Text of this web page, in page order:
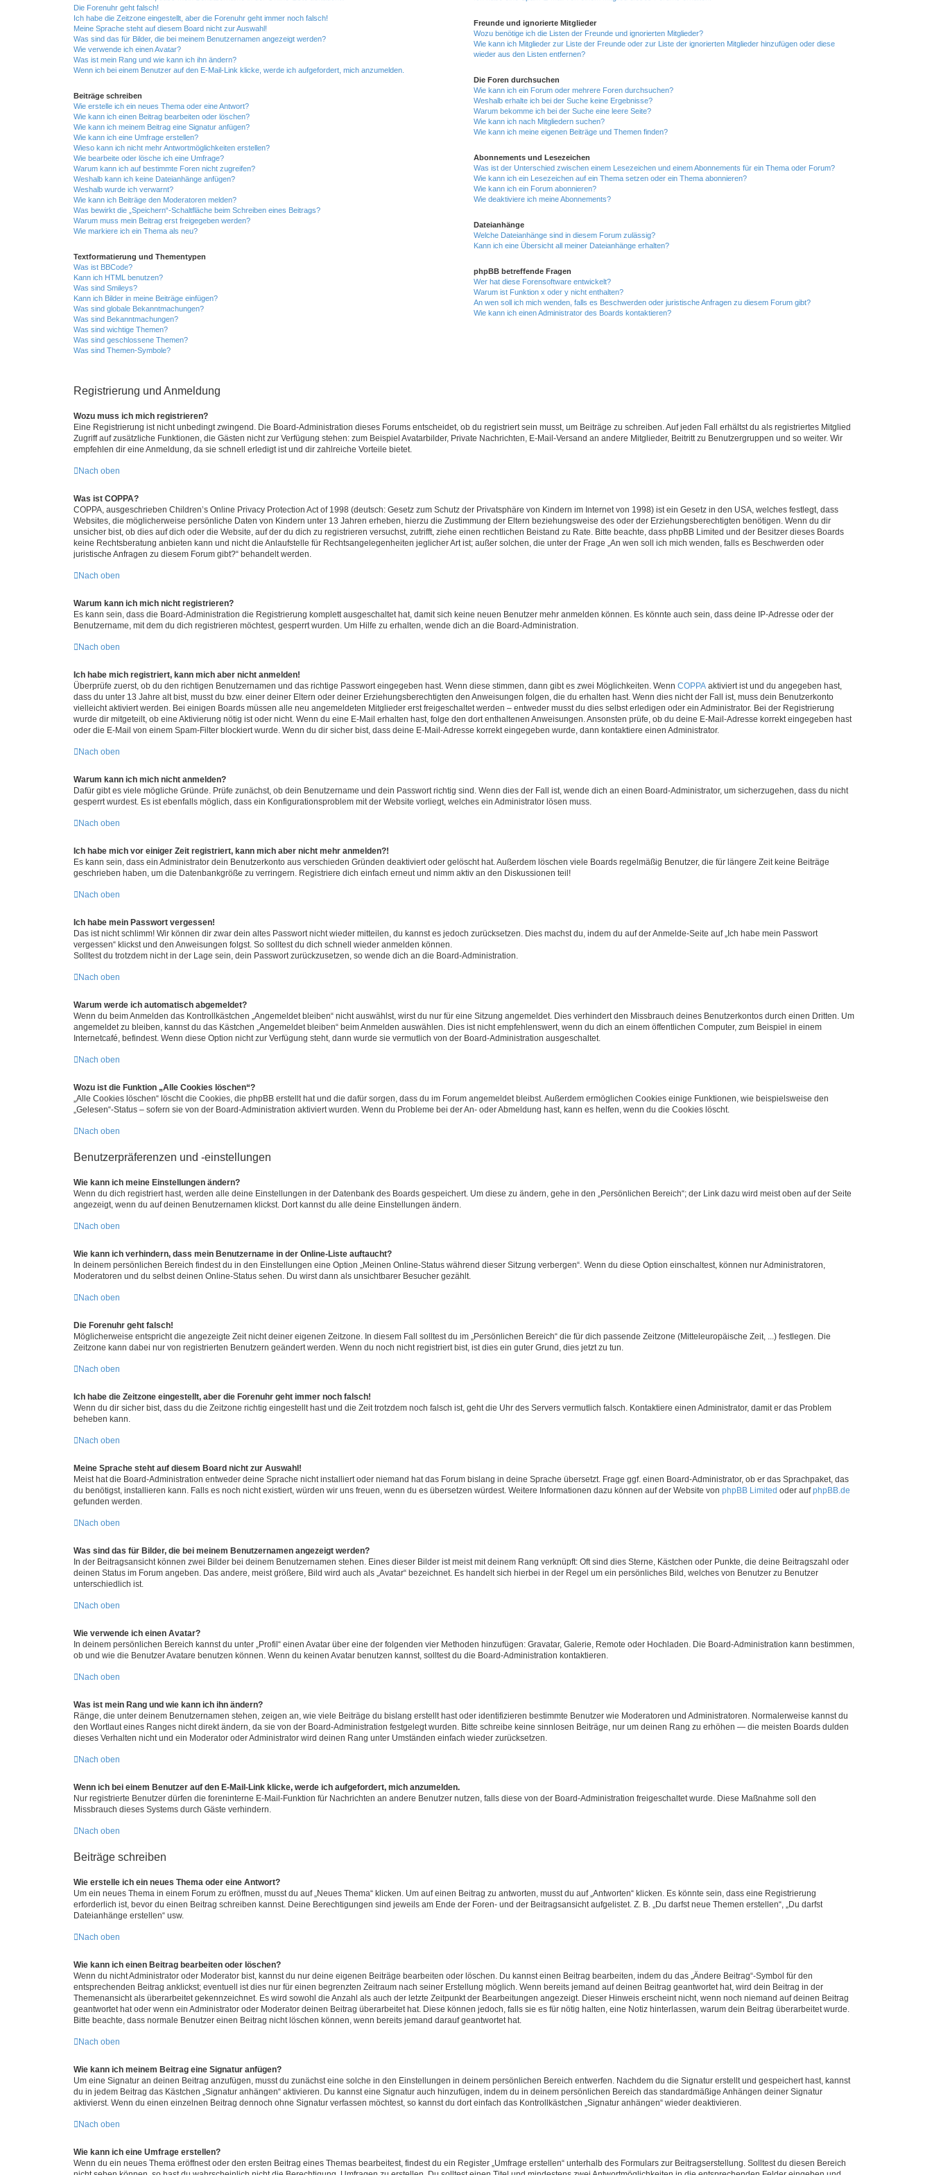
Die Forenuhr geht falsch!
Ich habe die Zeitzone eingestellt, aber die Forenuhr geht immer noch falsch!
Meine Sprache steht auf diesem Board nicht zur Auswahl!
Was sind das für Bilder, die bei meinem Benutzernamen angezeigt werden?
Wie verwende ich einen Avatar?
Was ist mein Rang und wie kann ich ihn ändern?
Wenn ich bei einem Benutzer auf den E-Mail-Link klicke, werde ich aufgefordert, mich anzumelden.
Beiträge schreiben
Wie erstelle ich ein neues Thema oder eine Antwort?
Wie kann ich einen Beitrag bearbeiten oder löschen?
Wie kann ich meinem Beitrag eine Signatur anfügen?
Wie kann ich eine Umfrage erstellen?
Wieso kann ich nicht mehr Antwortmöglichkeiten erstellen?
Wie bearbeite oder lösche ich eine Umfrage?
Warum kann ich auf bestimmte Foren nicht zugreifen?
Weshalb kann ich keine Dateianhänge anfügen?
Weshalb wurde ich verwarnt?
Wie kann ich Beiträge den Moderatoren melden?
Was bewirkt die „Speichern“-Schaltfläche beim Schreiben eines Beitrags?
Warum muss mein Beitrag erst freigegeben werden?
Wie markiere ich ein Thema als neu?
Textformatierung und Thementypen
Was ist BBCode?
Kann ich HTML benutzen?
Was sind Smileys?
Kann ich Bilder in meine Beiträge einfügen?
Was sind globale Bekanntmachungen?
Was sind Bekanntmachungen?
Was sind wichtige Themen?
Was sind geschlossene Themen?
Was sind Themen-Symbole?
Freunde und ignorierte Mitglieder
Wozu benötige ich die Listen der Freunde und ignorierten Mitglieder?
Wie kann ich Mitglieder zur Liste der Freunde oder zur Liste der ignorierten Mitglieder hinzufügen oder diese
wieder aus den Listen entfernen?
Die Foren durchsuchen
Wie kann ich ein Forum oder mehrere Foren durchsuchen?
Weshalb erhalte ich bei der Suche keine Ergebnisse?
Warum bekomme ich bei der Suche eine leere Seite?
Wie kann ich nach Mitgliedern suchen?
Wie kann ich meine eigenen Beiträge und Themen finden?
Abonnements und Lesezeichen
Was ist der Unterschied zwischen einem Lesezeichen und einem Abonnements für ein Thema oder Forum?
Wie kann ich ein Lesezeichen auf ein Thema setzen oder ein Thema abonnieren?
Wie kann ich ein Forum abonnieren?
Wie deaktiviere ich meine Abonnements?
Dateianhänge
Welche Dateianhänge sind in diesem Forum zulässig?
Kann ich eine Übersicht all meiner Dateianhänge erhalten?
phpBB betreffende Fragen
Wer hat diese Forensoftware entwickelt?
Warum ist Funktion x oder y nicht enthalten?
An wen soll ich mich wenden, falls es Beschwerden oder juristische Anfragen zu diesem Forum gibt?
Wie kann ich einen Administrator des Boards kontaktieren?
Registrierung und Anmeldung
Wozu muss ich mich registrieren?
Eine Registrierung ist nicht unbedingt zwingend. Die Board-Administration dieses Forums entscheidet, ob du registriert sein musst, um Beiträge zu schreiben. Auf jeden Fall erhältst du als registriertes Mitglied
Zugriff auf zusätzliche Funktionen, die Gästen nicht zur Verfügung stehen: zum Beispiel Avatarbilder, Private Nachrichten, E-Mail-Versand an andere Mitglieder, Beitritt zu Benutzergruppen und so weiter. Wir
empfehlen dir eine Anmeldung, da sie schnell erledigt ist und dir zahlreiche Vorteile bietet.
Nach oben
Was ist COPPA?
COPPA, ausgeschrieben Children’s Online Privacy Protection Act of 1998 (deutsch: Gesetz zum Schutz der Privatsphäre von Kindern im Internet von 1998) ist ein Gesetz in den USA, welches festlegt, dass
Websites, die möglicherweise persönliche Daten von Kindern unter 13 Jahren erheben, hierzu die Zustimmung der Eltern beziehungsweise des oder der Erziehungsberechtigten benötigen. Wenn du dir
unsicher bist, ob dies auf dich oder die Website, auf der du dich zu registrieren versuchst, zutrifft, ziehe einen rechtlichen Beistand zu Rate. Bitte beachte, dass phpBB Limited und der Besitzer dieses Boards
keine Rechtsberatung anbieten kann und nicht die Anlaufstelle für Rechtsangelegenheiten jeglicher Art ist; außer solchen, die unter der Frage „An wen soll ich mich wenden, falls es Beschwerden oder
juristische Anfragen zu diesem Forum gibt?“ behandelt werden.
Nach oben
Warum kann ich mich nicht registrieren?
Es kann sein, dass die Board-Administration die Registrierung komplett ausgeschaltet hat, damit sich keine neuen Benutzer mehr anmelden können. Es könnte auch sein, dass deine IP-Adresse oder der
Benutzername, mit dem du dich registrieren möchtest, gesperrt wurden. Um Hilfe zu erhalten, wende dich an die Board-Administration.
Nach oben
Ich habe mich registriert, kann mich aber nicht anmelden!
Überprüfe zuerst, ob du den richtigen Benutzernamen und das richtige Passwort eingegeben hast. Wenn diese stimmen, dann gibt es zwei Möglichkeiten. Wenn COPPA aktiviert ist und du angegeben hast,
dass du unter 13 Jahre alt bist, musst du bzw. einer deiner Eltern oder deiner Erziehungsberechtigten den Anweisungen folgen, die du erhalten hast. Wenn dies nicht der Fall ist, muss dein Benutzerkonto
vielleicht aktiviert werden. Bei einigen Boards müssen alle neu angemeldeten Mitglieder erst freigeschaltet werden – entweder musst du dies selbst erledigen oder ein Administrator. Bei der Registrierung
wurde dir mitgeteilt, ob eine Aktivierung nötig ist oder nicht. Wenn du eine E-Mail erhalten hast, folge den dort enthaltenen Anweisungen. Ansonsten prüfe, ob du deine E-Mail-Adresse korrekt eingegeben hast
oder die E-Mail von einem Spam-Filter blockiert wurde. Wenn du dir sicher bist, dass deine E-Mail-Adresse korrekt eingegeben wurde, dann kontaktiere einen Administrator.
Nach oben
Warum kann ich mich nicht anmelden?
Dafür gibt es viele mögliche Gründe. Prüfe zunächst, ob dein Benutzername und dein Passwort richtig sind. Wenn dies der Fall ist, wende dich an einen Board-Administrator, um sicherzugehen, dass du nicht
gesperrt wurdest. Es ist ebenfalls möglich, dass ein Konfigurationsproblem mit der Website vorliegt, welches ein Administrator lösen muss.
Nach oben
Ich habe mich vor einiger Zeit registriert, kann mich aber nicht mehr anmelden?!
Es kann sein, dass ein Administrator dein Benutzerkonto aus verschieden Gründen deaktiviert oder gelöscht hat. Außerdem löschen viele Boards regelmäßig Benutzer, die für längere Zeit keine Beiträge
geschrieben haben, um die Datenbankgröße zu verringern. Registriere dich einfach erneut und nimm aktiv an den Diskussionen teil!
Nach oben
Ich habe mein Passwort vergessen!
Das ist nicht schlimm! Wir können dir zwar dein altes Passwort nicht wieder mitteilen, du kannst es jedoch zurücksetzen. Dies machst du, indem du auf der Anmelde-Seite auf „Ich habe mein Passwort
vergessen“ klickst und den Anweisungen folgst. So solltest du dich schnell wieder anmelden können.
Solltest du trotzdem nicht in der Lage sein, dein Passwort zurückzusetzen, so wende dich an die Board-Administration.
Nach oben
Warum werde ich automatisch abgemeldet?
Wenn du beim Anmelden das Kontrollkästchen „Angemeldet bleiben“ nicht auswählst, wirst du nur für eine Sitzung angemeldet. Dies verhindert den Missbrauch deines Benutzerkontos durch einen Dritten. Um
angemeldet zu bleiben, kannst du das Kästchen „Angemeldet bleiben“ beim Anmelden auswählen. Dies ist nicht empfehlenswert, wenn du dich an einem öffentlichen Computer, zum Beispiel in einem
Internetcafé, befindest. Wenn diese Option nicht zur Verfügung steht, dann wurde sie vermutlich von der Board-Administration ausgeschaltet.
Nach oben
Wozu ist die Funktion „Alle Cookies löschen“?
„Alle Cookies löschen“ löscht die Cookies, die phpBB erstellt hat und die dafür sorgen, dass du im Forum angemeldet bleibst. Außerdem ermöglichen Cookies einige Funktionen, wie beispielsweise den
„Gelesen“-Status – sofern sie von der Board-Administration aktiviert wurden. Wenn du Probleme bei der An- oder Abmeldung hast, kann es helfen, wenn du die Cookies löscht.
Nach oben
Benutzerpräferenzen und -einstellungen
Wie kann ich meine Einstellungen ändern?
Wenn du dich registriert hast, werden alle deine Einstellungen in der Datenbank des Boards gespeichert. Um diese zu ändern, gehe in den „Persönlichen Bereich“; der Link dazu wird meist oben auf der Seite
angezeigt, wenn du auf deinen Benutzernamen klickst. Dort kannst du alle deine Einstellungen ändern.
Nach oben
Wie kann ich verhindern, dass mein Benutzername in der Online-Liste auftaucht?
In deinem persönlichen Bereich findest du in den Einstellungen eine Option „Meinen Online-Status während dieser Sitzung verbergen“. Wenn du diese Option einschaltest, können nur Administratoren,
Moderatoren und du selbst deinen Online-Status sehen. Du wirst dann als unsichtbarer Besucher gezählt.
Nach oben
Die Forenuhr geht falsch!
Möglicherweise entspricht die angezeigte Zeit nicht deiner eigenen Zeitzone. In diesem Fall solltest du im „Persönlichen Bereich“ die für dich passende Zeitzone (Mitteleuropäische Zeit, ...) festlegen. Die
Zeitzone kann dabei nur von registrierten Benutzern geändert werden. Wenn du noch nicht registriert bist, ist dies ein guter Grund, dies jetzt zu tun.
Nach oben
Ich habe die Zeitzone eingestellt, aber die Forenuhr geht immer noch falsch!
Wenn du dir sicher bist, dass du die Zeitzone richtig eingestellt hast und die Zeit trotzdem noch falsch ist, geht die Uhr des Servers vermutlich falsch. Kontaktiere einen Administrator, damit er das Problem
beheben kann.
Nach oben
Meine Sprache steht auf diesem Board nicht zur Auswahl!
Meist hat die Board-Administration entweder deine Sprache nicht installiert oder niemand hat das Forum bislang in deine Sprache übersetzt. Frage ggf. einen Board-Administrator, ob er das Sprachpaket, das
du benötigst, installieren kann. Falls es noch nicht existiert, würden wir uns freuen, wenn du es übersetzen würdest. Weitere Informationen dazu können auf der Website von phpBB Limited oder aufphpBB.de
gefunden werden.
Nach oben
Was sind das für Bilder, die bei meinem Benutzernamen angezeigt werden?
In der Beitragsansicht können zwei Bilder bei deinem Benutzernamen stehen. Eines dieser Bilder ist meist mit deinem Rang verknüpft: Oft sind dies Sterne, Kästchen oder Punkte, die deine Beitragszahl oder
deinen Status im Forum angeben. Das andere, meist größere, Bild wird auch als „Avatar“ bezeichnet. Es handelt sich hierbei in der Regel um ein persönliches Bild, welches von Benutzer zu Benutzer
unterschiedlich ist.
Nach oben
Wie verwende ich einen Avatar?
In deinem persönlichen Bereich kannst du unter „Profil“ einen Avatar über eine der folgenden vier Methoden hinzufügen: Gravatar, Galerie, Remote oder Hochladen. Die Board-Administration kann bestimmen,
ob und wie die Benutzer Avatare benutzen können. Wenn du keinen Avatar benutzen kannst, solltest du die Board-Administration kontaktieren.
Nach oben
Was ist mein Rang und wie kann ich ihn ändern?
Ränge, die unter deinem Benutzernamen stehen, zeigen an, wie viele Beiträge du bislang erstellt hast oder identifizieren bestimmte Benutzer wie Moderatoren und Administratoren. Normalerweise kannst du
den Wortlaut eines Ranges nicht direkt ändern, da sie von der Board-Administration festgelegt wurden. Bitte schreibe keine sinnlosen Beiträge, nur um deinen Rang zu erhöhen — die meisten Boards dulden
dieses Verhalten nicht und ein Moderator oder Administrator wird deinen Rang unter Umständen einfach wieder zurücksetzen.
Nach oben
Wenn ich bei einem Benutzer auf den E-Mail-Link klicke, werde ich aufgefordert, mich anzumelden.
Nur registrierte Benutzer dürfen die foreninterne E-Mail-Funktion für Nachrichten an andere Benutzer nutzen, falls diese von der Board-Administration freigeschaltet wurde. Diese Maßnahme soll den
Missbrauch dieses Systems durch Gäste verhindern.
Nach oben
Beiträge schreiben
Wie erstelle ich ein neues Thema oder eine Antwort?
Um ein neues Thema in einem Forum zu eröffnen, musst du auf „Neues Thema“ klicken. Um auf einen Beitrag zu antworten, musst du auf „Antworten“ klicken. Es könnte sein, dass eine Registrierung
erforderlich ist, bevor du einen Beitrag schreiben kannst. Deine Berechtigungen sind jeweils am Ende der Foren- und der Beitragsansicht aufgelistet. Z. B. „Du darfst neue Themen erstellen“, „Du darfst
Dateianhänge erstellen“ usw.
Nach oben
Wie kann ich einen Beitrag bearbeiten oder löschen?
Wenn du nicht Administrator oder Moderator bist, kannst du nur deine eigenen Beiträge bearbeiten oder löschen. Du kannst einen Beitrag bearbeiten, indem du das „Ändere Beitrag“-Symbol für den
entsprechenden Beitrag anklickst; eventuell ist dies nur für einen begrenzten Zeitraum nach seiner Erstellung möglich. Wenn bereits jemand auf deinen Beitrag geantwortet hat, wird dein Beitrag in der
Themenansicht als überarbeitet gekennzeichnet. Es wird sowohl die Anzahl als auch der letzte Zeitpunkt der Bearbeitungen angezeigt. Dieser Hinweis erscheint nicht, wenn noch niemand auf deinen Beitrag
geantwortet hat oder wenn ein Administrator oder Moderator deinen Beitrag überarbeitet hat. Diese können jedoch, falls sie es für nötig halten, eine Notiz hinterlassen, warum dein Beitrag überarbeitet wurde.
Bitte beachte, dass normale Benutzer einen Beitrag nicht löschen können, wenn bereits jemand darauf geantwortet hat.
Nach oben
Wie kann ich meinem Beitrag eine Signatur anfügen?
Um eine Signatur an deinen Beitrag anzufügen, musst du zunächst eine solche in den Einstellungen in deinem persönlichen Bereich entwerfen. Nachdem du die Signatur erstellt und gespeichert hast, kannst
du in jedem Beitrag das Kästchen „Signatur anhängen“ aktivieren. Du kannst eine Signatur auch hinzufügen, indem du in deinem persönlichen Bereich das standardmäßige Anhängen deiner Signatur
aktivierst. Wenn du einen einzelnen Beitrag dennoch ohne Signatur verfassen möchtest, so kannst du dort einfach das Kontrollkästchen „Signatur anhängen“ wieder deaktivieren.
Nach oben
Wie kann ich eine Umfrage erstellen?
Wenn du ein neues Thema eröffnest oder den ersten Beitrag eines Themas bearbeitest, findest du ein Register „Umfrage erstellen“ unterhalb des Formulars zur Beitragserstellung. Solltest du diesen Bereich